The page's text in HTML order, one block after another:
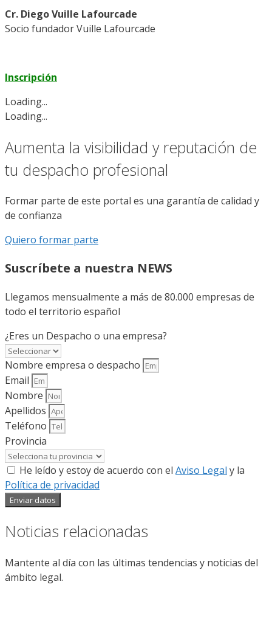
Cr. Diego Vuille Lafourcade
Socio fundador Vuille Lafourcade
Inscripción
Loading...
Loading...
Aumenta la visibilidad y reputación de
tu despacho profesional
Formar parte de este portal es una garantía de calidad y
de confianza
Quiero formar parte
Suscríbete a nuestra NEWS
Llegamos mensualmente a más de 80.000 empresas de
todo el territorio español
¿Eres un Despacho o una empresa?
Nombre empresa o despacho
Email
Nombre
Apellidos
Teléfono
Provincia
He leído y estoy de acuerdo con el Aviso Legal y la
Política de privacidad
Enviar datos
Noticias relacionadas
Mantente al día con las últimas tendencias y noticias del
ámbito legal.